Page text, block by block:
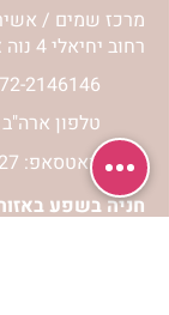
מרכז שמים /
רחוב יחיאלי 4 נוה צדק תל אביב
2146146
טלפון ארה"ב
וואטסאפ: 052-5260027
חניה בשפע